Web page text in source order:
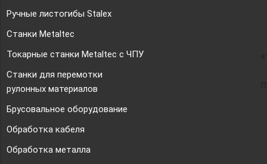
Ручные листогибы Stalex
Станки Metaltec
Токарные станки Metaltec с ЧПУ
Станки для перемотки
рулонных материалов
Брусовальное оборудование
Обработка кабеля
Обработка металла